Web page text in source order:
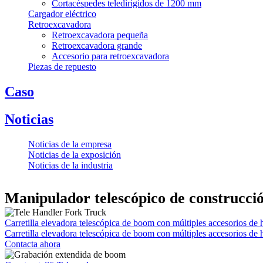
Cortacéspedes teledirigidos de 1200 mm
Cargador eléctrico
Retroexcavadora
Retroexcavadora pequeña
Retroexcavadora grande
Accesorio para retroexcavadora
Piezas de repuesto
Caso
Noticias
Noticias de la empresa
Noticias de la exposición
Noticias de la industria
Manipulador telescópico de
Carretilla elevadora telescópica de boom con múltiples accesorios de
Carretilla elevadora telescópica de boom con múltiples accesorios de
Contacta ahora